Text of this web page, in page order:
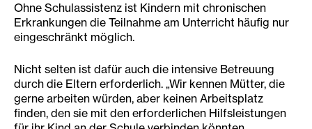
Ohne Schulassistenz ist Kindern mit chronischen
Erkrankungen die Teilnahme am Unterricht häufig nur
eingeschränkt möglich.
Nicht selten ist dafür auch die intensive Betreuung
durch die Eltern erforderlich. „Wir kennen Mütter, die
gerne arbeiten würden, aber keinen Arbeitsplatz
finden, den sie mit den erforderlichen Hilfsleistungen